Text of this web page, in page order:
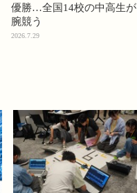
優勝…全国14校の中高生が
腕競う
2026.7.29